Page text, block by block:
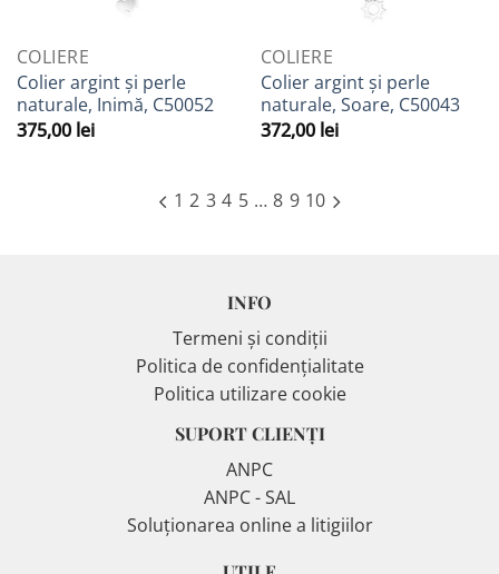
COLIERE
Colier argint și perle
naturale, Inimă, C50052
375,00 lei
COLIERE
Colier argint și perle
naturale, Soare, C50043
372,00 lei
1 2 3 4 5 … 8 9 10
INFO
Termeni și condiții
Politica de confidențialitate
Politica utilizare cookie
SUPORT CLIENȚI
ANPC
ANPC - SAL
Soluționarea online a litigiilor